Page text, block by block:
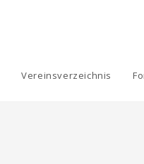
Vereinsverzeichnis